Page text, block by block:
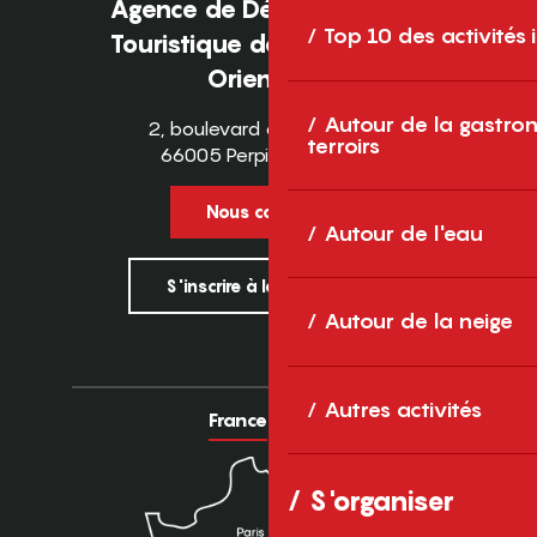
Top 10 des activités
Autour de la
terroirs
Autour de l'eau
Autour de la neige
Autres activités
S'organiser
Agence de Développement
Touristique des Pyrénées-
Orientales
2, boulevard des Pyrénées
66005 Perpignan Cedex
Nous contacter
S'inscrire à la newsletter
France Europe